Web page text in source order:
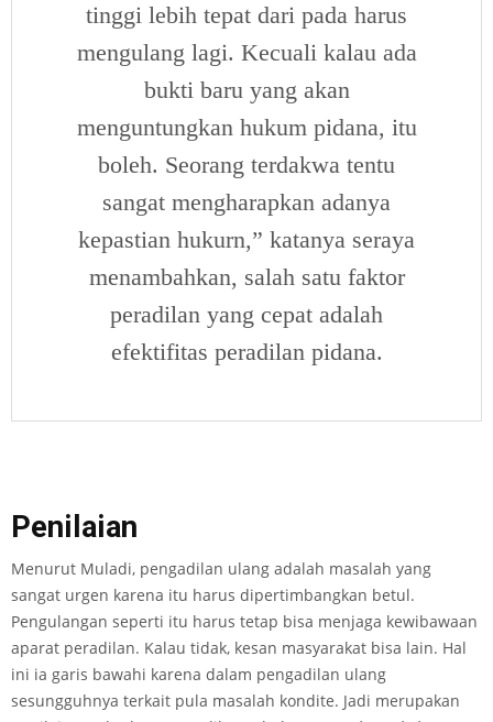
tinggi lebih tepat dari pada harus
mengulang lagi. Kecuali kalau ada
bukti baru yang akan
menguntungkan hukum pidana, itu
boleh. Seorang terdakwa tentu
sangat mengharapkan adanya
kepastian hukurn,” katanya seraya
menambahkan, salah satu faktor
peradilan yang cepat adalah
efektifitas peradilan pidana.
Penilaian
Menurut Muladi, pengadilan ulang adalah masalah yang
sangat urgen karena itu harus dipertimbangkan betul.
Pengulangan seperti itu harus tetap bisa menjaga kewibawaan
aparat peradilan. Kalau tidak, kesan masyarakat bisa lain. Hal
ini ia garis bawahi karena dalam pengadilan ulang
sesungguhnya terkait pula masalah kondite. Jadi merupakan